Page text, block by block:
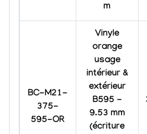
m
BC-M21-
375-
595-OR
Vinyle
orange
usage
intérieur &
extérieur
B595 -
9.53 mm
(écriture